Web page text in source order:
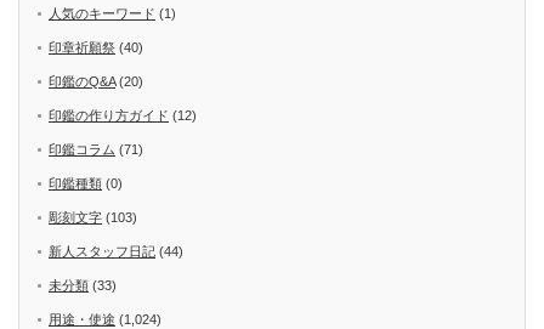
人気のキーワード (1)
印章祈願祭 (40)
印鑑のQ&A(20)
印鑑の作り方ガイド (12)
印鑑コラム (71)
印鑑種類 (0)
彫刻文字 (103)
新人スタッフ日記 (44)
未分類 (33)
用途・使途 (1,024)